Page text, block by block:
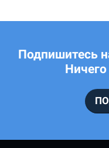
Подпишитесь